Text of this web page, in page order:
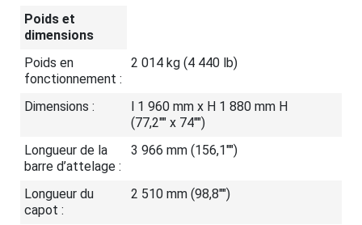
Poids et
dimensions
Poids en
fonctionnement :
2 014 kg (4 440 lb)
Dimensions :
l 1 960 mm x H 1 880 mm H
(77,2"" x 74"")
Longueur de la
barre d’attelage :
3 966 mm (156,1"")
Longueur du
capot :
2 510 mm (98,8"")